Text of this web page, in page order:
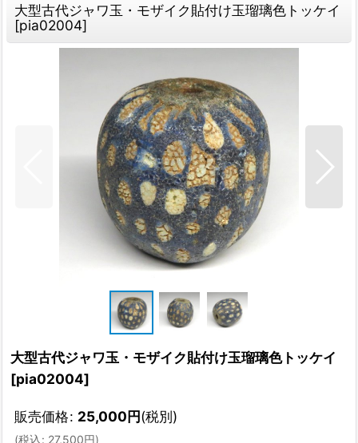
大型古代ジャワ玉・モザイク貼付け玉瑠璃色トッケイ
[pia02004]
大型古代ジャワ玉・モザイク貼付け玉瑠璃色トッケイ
[pia02004]
販売価格: 25,000円(税別)
(税込: 27,500円)